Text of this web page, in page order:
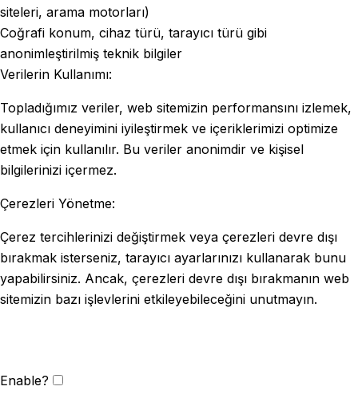
siteleri, arama motorları)
Coğrafi konum, cihaz türü, tarayıcı türü gibi
anonimleştirilmiş teknik bilgiler
Verilerin Kullanımı:
Topladığımız veriler, web sitemizin performansını izlemek,
kullanıcı deneyimini iyileştirmek ve içeriklerimizi optimize
etmek için kullanılır. Bu veriler anonimdir ve kişisel
bilgilerinizi içermez.
Çerezleri Yönetme:
Çerez tercihlerinizi değiştirmek veya çerezleri devre dışı
bırakmak isterseniz, tarayıcı ayarlarınızı kullanarak bunu
yapabilirsiniz. Ancak, çerezleri devre dışı bırakmanın web
sitemizin bazı işlevlerini etkileyebileceğini unutmayın.
Enable?